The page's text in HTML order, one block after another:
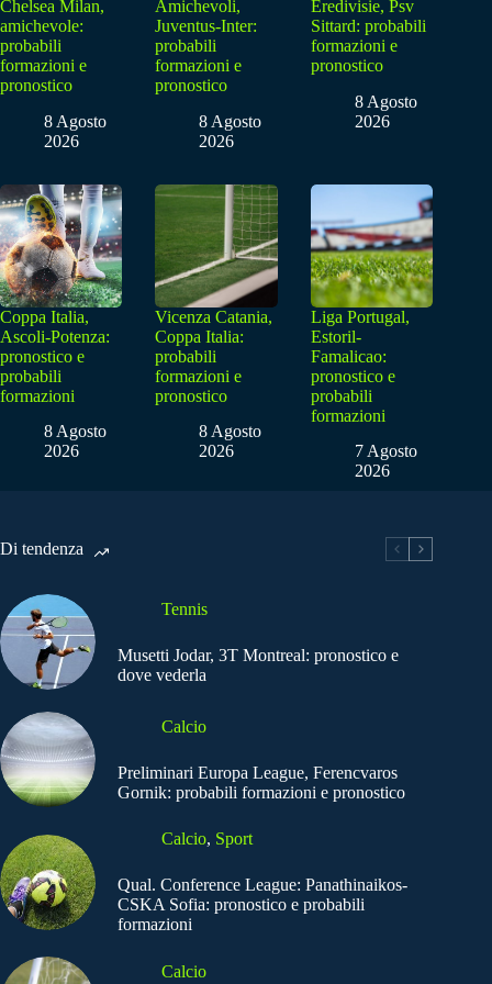
Chelsea Milan,
amichevole:
probabili
formazioni e
pronostico
8 Agosto
2026
Amichevoli,
Juventus-Inter:
probabili
formazioni e
pronostico
8 Agosto
2026
Eredivisie, Psv
Sittard: probabili
formazioni e
pronostico
8 Agosto
2026
Coppa Italia,
Ascoli-Potenza:
pronostico e
probabili
formazioni
8 Agosto
2026
Vicenza Catania,
Coppa Italia:
probabili
formazioni e
pronostico
8 Agosto
2026
Liga Portugal,
Estoril-
Famalicao:
pronostico e
probabili
formazioni
7 Agosto
2026
Di tendenza
Tennis
Musetti Jodar, 3T Montreal: pronostico e
dove vederla
Calcio
Preliminari Europa League, Ferencvaros
Gornik: probabili formazioni e pronostico
Calcio, Sport
Qual. Conference League: Panathinaikos-
CSKA Sofia: pronostico e probabili
formazioni
Calcio